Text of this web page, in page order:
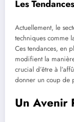
Les
Actuellement, le
techniques comme
Ces tendances, en
modifient la
crucial d’être à
donner un coup de
Un Avenir